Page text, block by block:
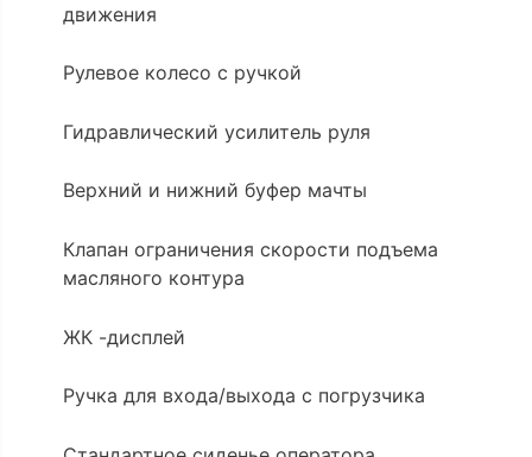
движения
Рулевое колесо с ручкой
Гидравлический усилитель руля
Верхний и нижний буфер мачты
Клапан ограничения скорости подъема
масляного контура
ЖК -дисплей
Ручка для входа/выхода с погрузчика